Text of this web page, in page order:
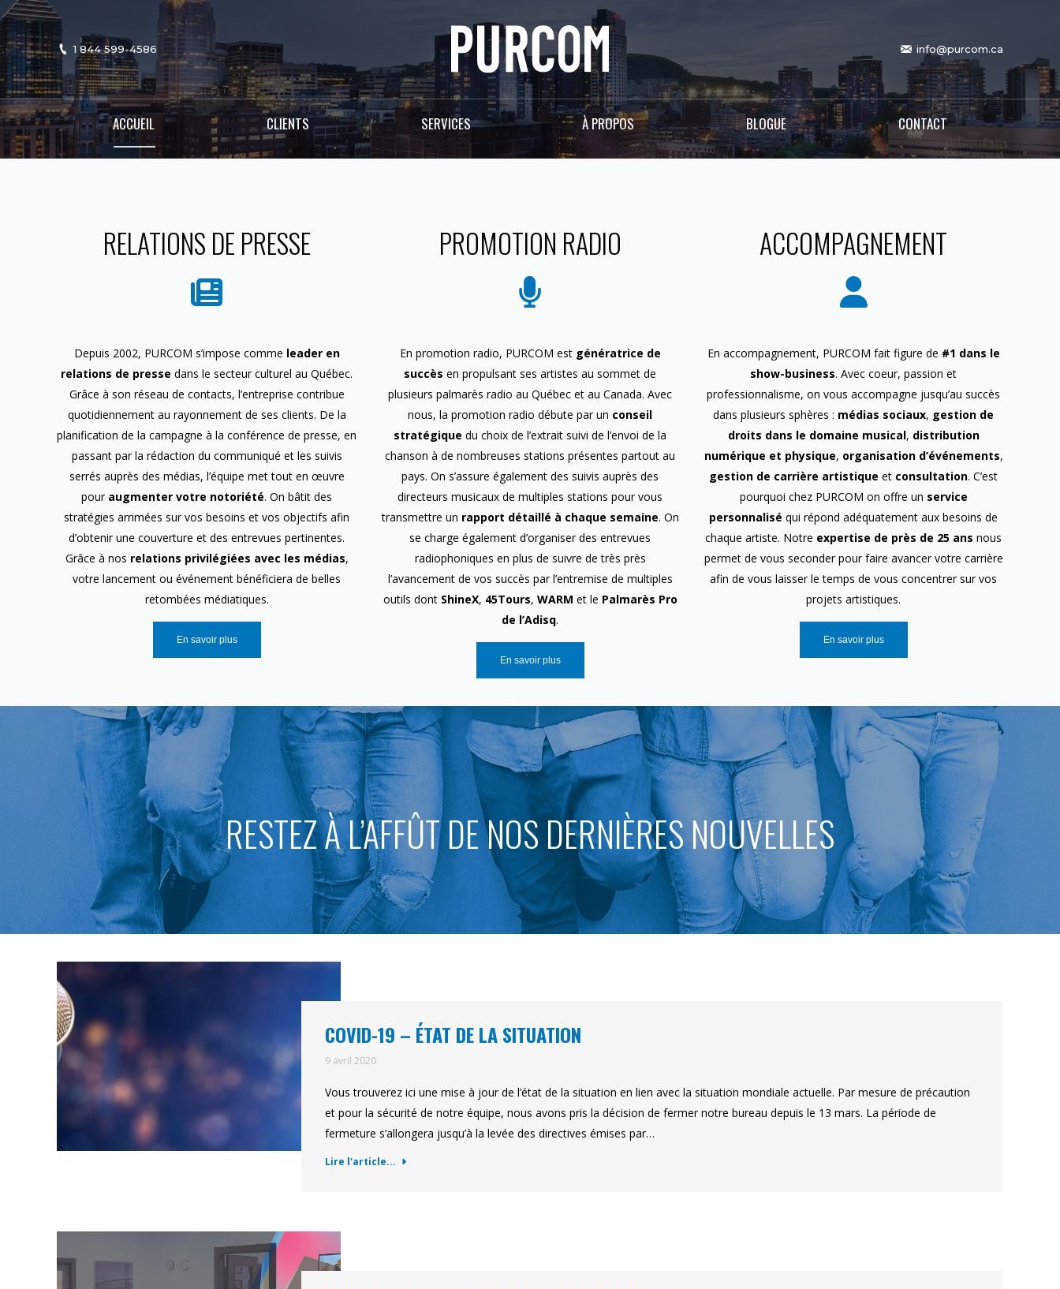
1 844 599-4586 info@purcom.ca
ACCUEIL CLIENTS SERVICES À PROPOS BLOGUE CONTACT
RELATIONS DE PRESSE
Depuis 2002, PURCOM s’impose comme leader en
relations de presse dans le secteur culturel au Québec.
Grâce à son réseau de contacts, l’entreprise contribue
quotidiennement au rayonnement de ses clients. De la
planification de la campagne à la conférence de presse, en
passant par la rédaction du communiqué et les suivis
serrés auprès des médias, l’équipe met tout en œuvre
pour augmenter votre notoriété. On bâtit des
stratégies arrimées sur vos besoins et vos objectifs afin
d’obtenir une couverture et des entrevues pertinentes.
Grâce à nos relations privilégiées avec les médias,
votre lancement ou événement bénéficiera de belles
retombées médiatiques.
En savoir plus
PROMOTION RADIO
En promotion radio, PURCOM est génératrice de
succès en propulsant ses artistes au sommet de
plusieurs palmarès radio au Québec et au Canada. Avec
nous, la promotion radio débute par un conseil
stratégique du choix de l’extrait suivi de l’envoi de la
chanson à de nombreuses stations présentes partout au
pays. On s’assure également des suivis auprès des
directeurs musicaux de multiples stations pour vous
transmettre un rapport détaillé à chaque semaine. On
se charge également d’organiser des entrevues
radiophoniques en plus de suivre de très près
l’avancement de vos succès par l’entremise de multiples
outils dont ShineX, 45Tours, WARM et le Palmarès Pro
de l’Adisq.
En savoir plus
ACCOMPAGNEMENT
En accompagnement, PURCOM fait figure de #1 dans le
show-business. Avec coeur, passion et
professionnalisme, on vous accompagne jusqu’au succès
dans plusieurs sphères : médias sociaux, gestion de
droits dans le domaine musical, distribution
numérique et physique, organisation d’événements,
gestion de carrière artistique et consultation. C’est
pourquoi chez PURCOM on offre un service
personnalisé qui répond adéquatement aux besoins de
chaque artiste. Notre expertise de près de 25 ans nous
permet de vous seconder pour faire avancer votre carrière
afin de vous laisser le temps de vous concentrer sur vos
projets artistiques.
En savoir plus
RESTEZ À L’AFFÛT DE NOS DERNIÈRES NOUVELLES
COVID-19 – ÉTAT DE LA SITUATION
9 avril 2020
Vous trouverez ici une mise à jour de l’état de la situation en lien avec la situation mondiale actuelle. Par mesure de précaution
et pour la sécurité de notre équipe, nous avons pris la décision de fermer notre bureau depuis le 13 mars. La période de
fermeture s’allongera jusqu’à la levée des directives émises par…
Lire l'article...